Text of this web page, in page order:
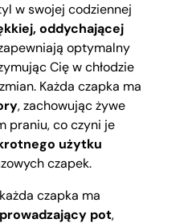
w swojej codziennej
oddychającej
optymalny
Cię w chłodzie
Każda czapka ma
, zachowując żywe
praniu, co czyni je
użytku
czapek.
czapka ma
pot,